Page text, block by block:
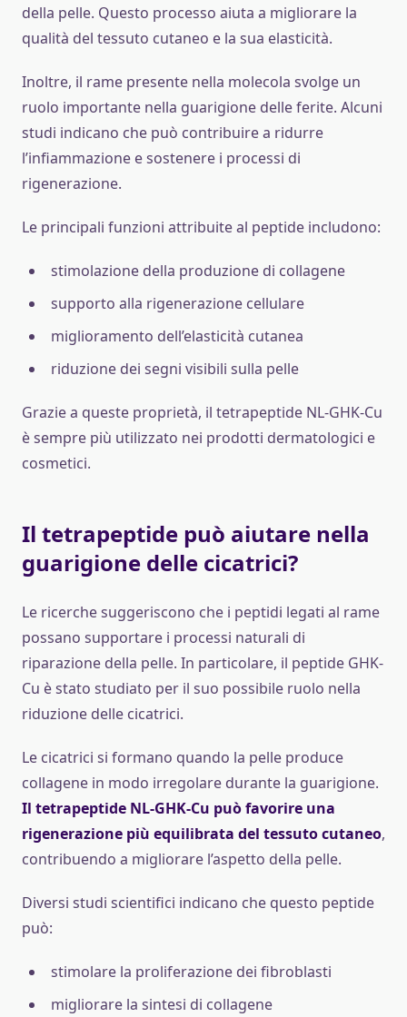
della pelle. Questo processo aiuta a migliorare la
qualità del tessuto cutaneo e la sua elasticità.
Inoltre, il rame presente nella molecola svolge un
ruolo importante nella guarigione delle ferite. Alcuni
studi indicano che può contribuire a ridurre
l’infiammazione e sostenere i processi di
rigenerazione.
Le principali funzioni attribuite al peptide includono:
stimolazione della produzione di collagene
supporto alla rigenerazione cellulare
miglioramento dell’elasticità cutanea
riduzione dei segni visibili sulla pelle
Grazie a queste proprietà, il tetrapeptide NL-GHK-Cu
è sempre più utilizzato nei prodotti dermatologici e
cosmetici.
Il tetrapeptide può aiutare nella
guarigione delle cicatrici?
Le ricerche suggeriscono che i peptidi legati al rame
possano supportare i processi naturali di
riparazione della pelle. In particolare, il peptide GHK-
Cu è stato studiato per il suo possibile ruolo nella
riduzione delle cicatrici.
Le cicatrici si formano quando la pelle produce
collagene in modo irregolare durante la guarigione.
Il tetrapeptide NL-GHK-Cu può favorire una
rigenerazione più equilibrata del tessuto cutaneo,
contribuendo a migliorare l’aspetto della pelle.
Diversi studi scientifici indicano che questo peptide
può:
stimolare la proliferazione dei fibroblasti
migliorare la sintesi di collagene